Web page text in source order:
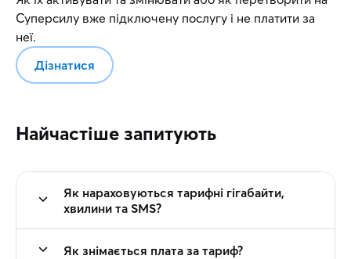
Суперсилу вже підключену послугу і не платити за
неї.
Дізнатися
Найчастіше запитують
Як нараховуються тарифні гігабайти,
хвилини та SMS?
Як знімається плата за тариф?